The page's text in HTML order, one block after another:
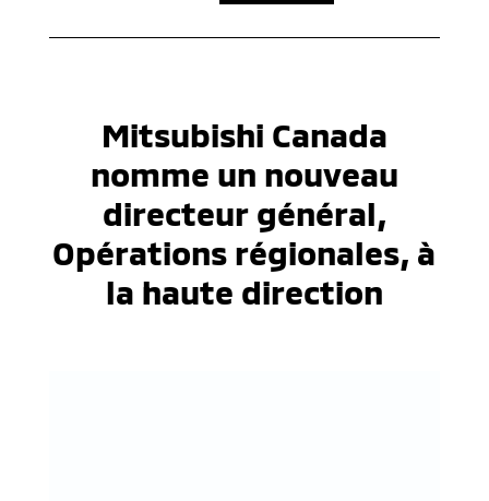
Mitsubishi Canada
nomme un nouveau
directeur général,
Opérations régionales, à
la haute direction